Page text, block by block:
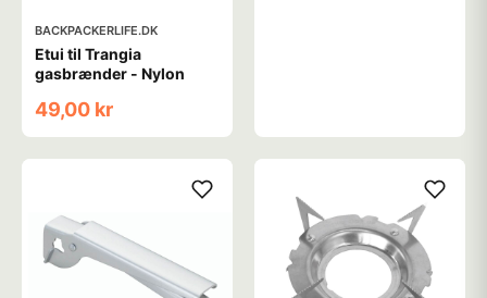
BACKPACKERLIFE.DK
Etui til Trangia
gasbrænder - Nylon
49,00 kr